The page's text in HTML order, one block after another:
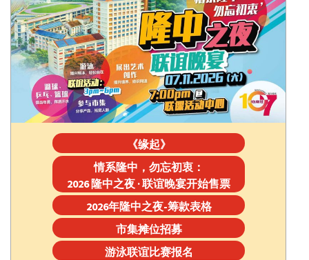
《缘起》
情系隆中，勿忘初衷：
2026 隆中之夜 · 联谊晚宴开始售票
2026年隆中之夜-筹款表格
市集摊位招募
游泳联谊比赛报名